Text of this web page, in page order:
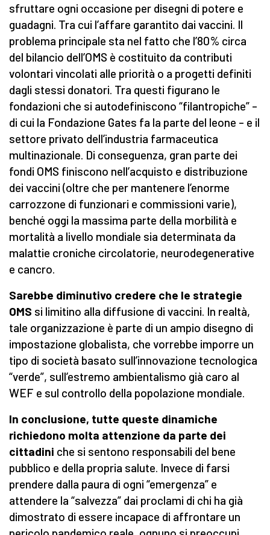
sfruttare ogni occasione per disegni di potere e
guadagni. Tra cui l’affare garantito dai vaccini. Il
problema principale sta nel fatto che l’80% circa
del bilancio dell’OMS è costituito da contributi
volontari vincolati alle priorità o a progetti definiti
dagli stessi donatori. Tra questi figurano le
fondazioni che si autodefiniscono “filantropiche” –
di cui la Fondazione Gates fa la parte del leone – e il
settore privato dell’industria farmaceutica
multinazionale. Di conseguenza, gran parte dei
fondi OMS finiscono nell’acquisto e distribuzione
dei vaccini (oltre che per mantenere l’enorme
carrozzone di funzionari e commissioni varie),
benché oggi la massima parte della morbilità e
mortalità a livello mondiale sia determinata da
malattie croniche circolatorie, neurodegenerative
e cancro.
Sarebbe diminutivo credere che le strategie
OMS si limitino alla diffusione di vaccini. In realtà,
tale organizzazione è parte di un ampio disegno di
impostazione globalista, che vorrebbe imporre un
tipo di società basato sull’innovazione tecnologica
“verde”, sull’estremo ambientalismo già caro al
WEF e sul controllo della popolazione mondiale.
In conclusione, tutte queste dinamiche
richiedono molta attenzione da parte dei
cittadini che si sentono responsabili del bene
pubblico e della propria salute. Invece di farsi
prendere dalla paura di ogni “emergenza” e
attendere la “salvezza” dai proclami di chi ha già
dimostrato di essere incapace di affrontare un